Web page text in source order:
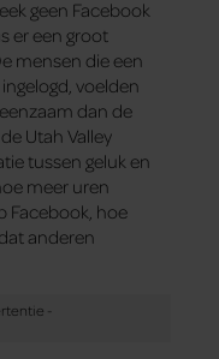
geen Facebook
er een groot
mensen die een
voelden
dan de
Utah Valley
tussen geluk en
meer uren
Facebook, hoe
anderen